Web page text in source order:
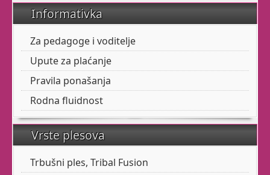
pokretom, ples za djecu,
Dramatuljke i otkrivanje
vaše ženstvenosti.
satove za sramežljive,
posebne i zauzete :)
dovedite prijatelje,
Informativka
Za pedagoge i voditelje
Upute za plaćanje
Pravila ponašanja
Rodna fluidnost
Vrste plesova
Trbušni ples, Tribal Fusion